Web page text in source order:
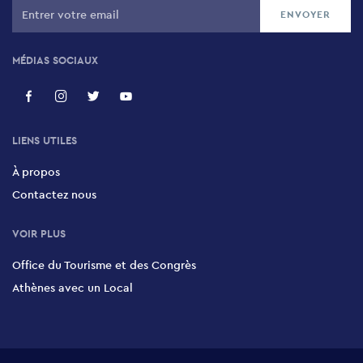
Artizan Bistrot
MÉDIAS SOCIAUX
LIENS UTILES
À propos
Contactez nous
VOIR PLUS
Office du Tourisme et des Congrès
Athènes avec un Local